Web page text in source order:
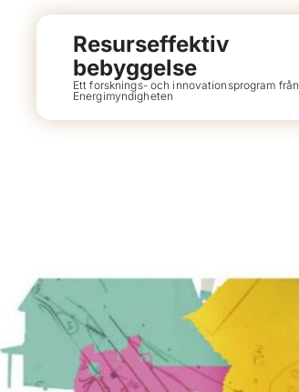
Resurseffektiv
bebyggelse
Ett forsknings- och innovationsprogram från
Energimyndigheten